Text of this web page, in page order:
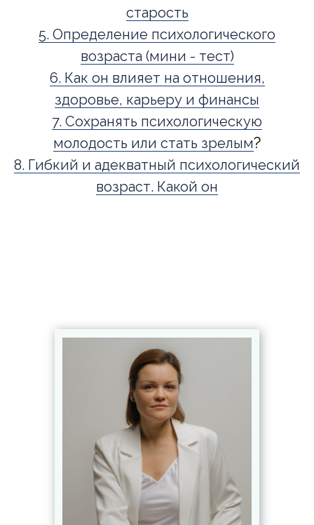
старость
5. Определение психологического
возраста (мини - тест)
6. Как он влияет на отношения,
здоровье, карьеру и финансы
7. Сохранять психологическую
молодость или стать зрелым?
8. Гибкий и адекватный психологический
возраст. Какой он